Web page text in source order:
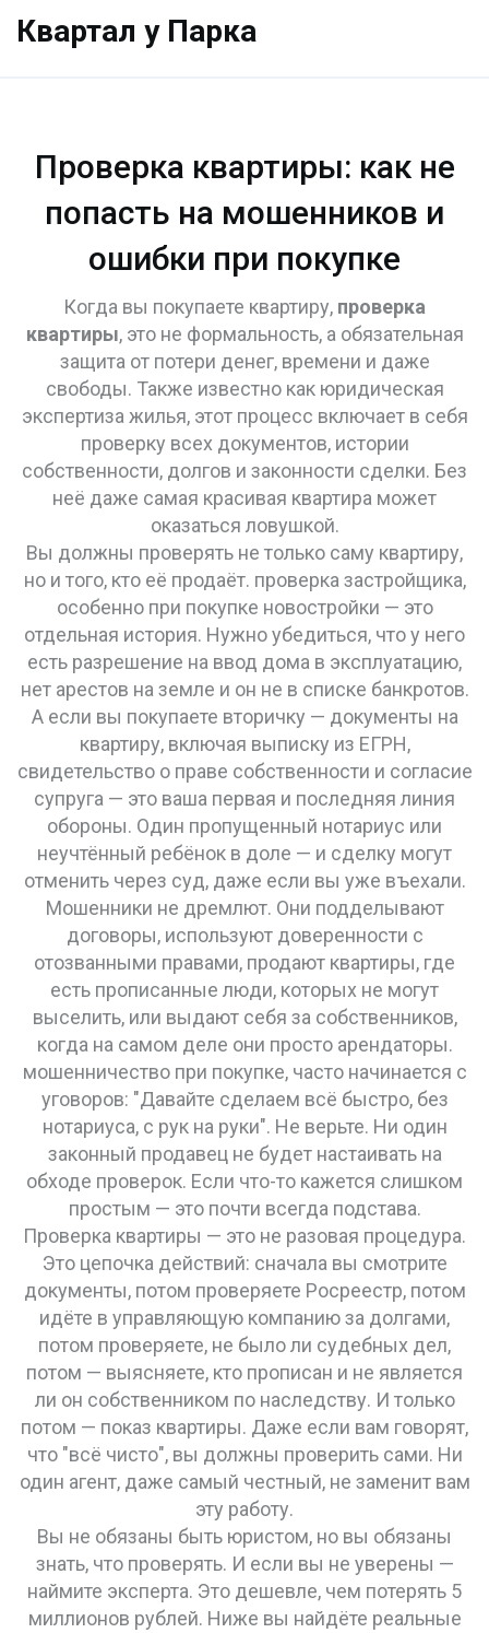
Квартал у Парка
Проверка квартиры: как не
попасть на мошенников и
ошибки при покупке
Когда вы покупаете квартиру, проверка
квартиры, это не формальность, а обязательная
защита от потери денег, времени и даже
свободы. Также известно как юридическая
экспертиза жилья, этот процесс включает в себя
проверку всех документов, истории
собственности, долгов и законности сделки. Без
неё даже самая красивая квартира может
оказаться ловушкой.
Вы должны проверять не только саму квартиру,
но и того, кто её продаёт. проверка застройщика,
особенно при покупке новостройки — это
отдельная история. Нужно убедиться, что у него
есть разрешение на ввод дома в эксплуатацию,
нет арестов на земле и он не в списке банкротов.
А если вы покупаете вторичку — документы на
квартиру, включая выписку из ЕГРН,
свидетельство о праве собственности и согласие
супруга — это ваша первая и последняя линия
обороны. Один пропущенный нотариус или
неучтённый ребёнок в доле — и сделку могут
отменить через суд, даже если вы уже въехали.
Мошенники не дремлют. Они подделывают
договоры, используют доверенности с
отозванными правами, продают квартиры, где
есть прописанные люди, которых не могут
выселить, или выдают себя за собственников,
когда на самом деле они просто арендаторы.
мошенничество при покупке, часто начинается с
уговоров: "Давайте сделаем всё быстро, без
нотариуса, с рук на руки". Не верьте. Ни один
законный продавец не будет настаивать на
обходе проверок. Если что-то кажется слишком
простым — это почти всегда подстава.
Проверка квартиры — это не разовая процедура.
Это цепочка действий: сначала вы смотрите
документы, потом проверяете Росреестр, потом
идёте в управляющую компанию за долгами,
потом проверяете, не было ли судебных дел,
потом — выясняете, кто прописан и не является
ли он собственником по наследству. И только
потом — показ квартиры. Даже если вам говорят,
что "всё чисто", вы должны проверить сами. Ни
один агент, даже самый честный, не заменит вам
эту работу.
Вы не обязаны быть юристом, но вы обязаны
знать, что проверять. И если вы не уверены —
наймите эксперта. Это дешевле, чем потерять 5
миллионов рублей. Ниже вы найдёте реальные